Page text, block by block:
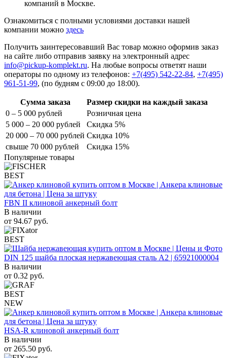
компаний в Москве.
Ознакомиться с полными условиями доставки нашей
компании можно здесь
Получить заинтересовавший Вас товар можно оформив заказ
на сайте либо отправив заявку на электронный адрес
info@pickup-komplekt.ru. На любые вопросы ответят наши
операторы по одному из телефонов: +7(495) 542-22-84, +7(495)
961-51-99, (по будням с 09:00 до 18:00).
Сумма заказа
Размер скидки на каждый заказа
0 – 5 000 рублей
Розничная цена
5 000 – 20 000 рублей
Скидка 5%
20 000 – 70 000 рублей Скидка 10%
свыше 70 000 рублей
Скидка 15%
Популярные товары
BEST
FBN II клиновой анкерный болт
В наличии
от 94.67 руб.
BEST
DIN 125 шайба плоская нержавеющая сталь A2 | 65921000004
В наличии
от 0.32 руб.
BEST
NEW
HSA-R клиновой анкерный болт
В наличии
от 265.50 руб.